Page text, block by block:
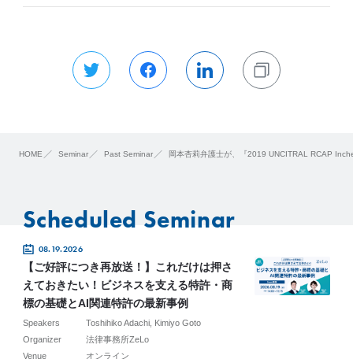
HOME Seminar Past Seminar 岡本杏莉弁護士が、『2019 UNCITRAL RCAP
Scheduled Seminar
08.19.2026
【ご好評につき再放送！】これだけは押さ
えておきたい！ビジネスを支える特許・商
標の基礎とAI関連特許の最新事例
Speakers Toshihiko Adachi
Kimiyo Goto
Organizer
法律事務所ZeLo
Venue
オンライン